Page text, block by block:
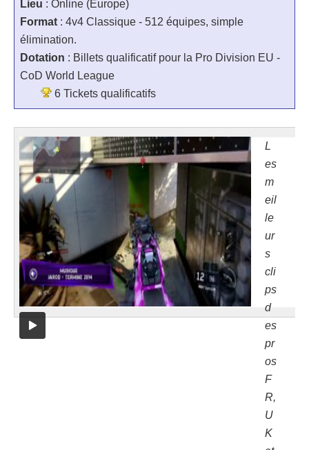
Lieu : Online (Europe)
Format : 4v4 Classique - 512 équipes, simple
élimination.
Dotation : Billets qualificatif pour la Pro Division EU -
CoD World League
6 Tickets qualificatifs
L
es
m
eil
le
ur
s
cli
ps
d
es
pr
os
F
R,
U
K